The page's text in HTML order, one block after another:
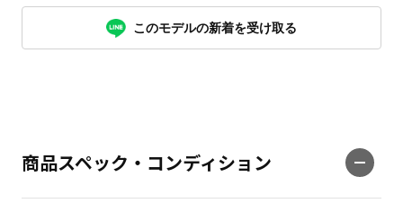
このモデルの新着を受け取る
商品スペック・コンディション